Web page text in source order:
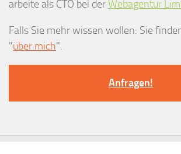
arbeite als CTO bei derWebagentur
Falls Sie mehr wissen wollen: Sie
"über mich".
Anfragen!